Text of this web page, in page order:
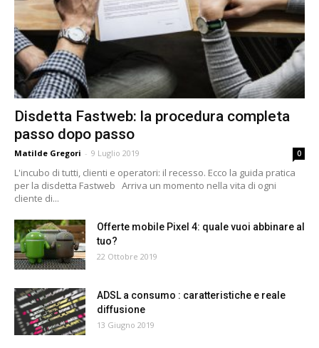
Disdetta Fastweb: la procedura completa
passo dopo passo
Matilde Gregori - 9 Luglio 2019 0
L'incubo di tutti, clienti e operatori: il recesso. Ecco la guida pratica
per la disdetta Fastweb Arriva un momento nella vita di ogni
cliente di...
Offerte mobile Pixel 4: quale vuoi abbinare al
tuo?
22 Ottobre 2019
ADSL a consumo : caratteristiche e reale
diffusione
13 Giugno 2019